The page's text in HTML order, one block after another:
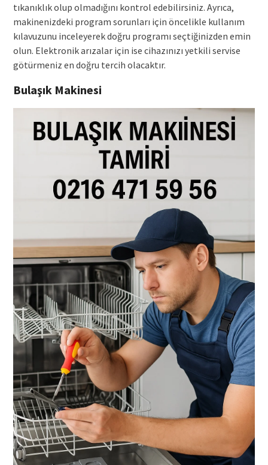
tıkanıklık olup olmadığını kontrol edebilirsiniz. Ayrıca,
makinenizdeki program sorunları için öncelikle kullanım
kılavuzunu inceleyerek doğru programı seçtiğinizden emin
olun. Elektronik arızalar için ise cihazınızı yetkili servise
götürmeniz en doğru tercih olacaktır.
Bulaşık Makinesi